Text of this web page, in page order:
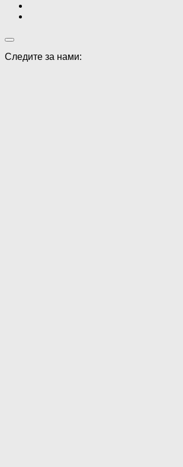
Следите за нами: